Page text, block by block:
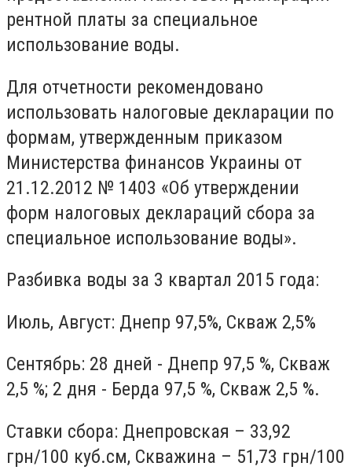
рентной платы за специальное
использование воды.
Для отчетности рекомендовано
использовать налоговые декларации по
формам, утвержденным приказом
Министерства финансов Украины от
21.12.2012 № 1403 «Об утверждении
форм налоговых деклараций сбора за
специальное использование воды».
Разбивка воды за 3 квартал 2015 года:
Июль, Август: Днепр 97,5%, Скваж 2,5%
Сентябрь: 28 дней - Днепр 97,5 %, Скваж
2,5 %; 2 дня - Берда 97,5 %, Скваж 2,5 %.
Ставки сбора: Днепровская – 33,92
грн/100 куб.см, Скважина – 51,73 грн/100